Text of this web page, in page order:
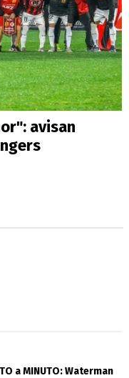
avisan
a MINUTO: Waterman